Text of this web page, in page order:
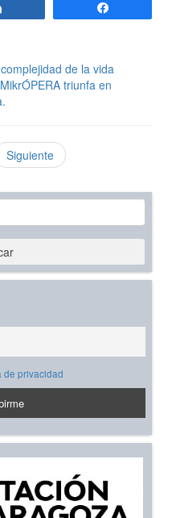
de la vida
triunfa en
Siguiente
de privacidad